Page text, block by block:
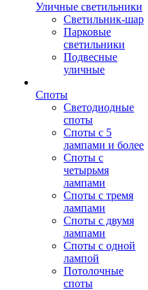
Уличные светильники
Светильник-шар
Парковые
светильники
Подвесные
уличные
Споты
Светодиодные
споты
Споты с 5
лампами и более
Споты с
четырьмя
лампами
Споты с тремя
лампами
Споты с двумя
лампами
Споты с одной
лампой
Потолочные
споты